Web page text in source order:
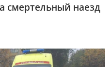
смертельный наезд